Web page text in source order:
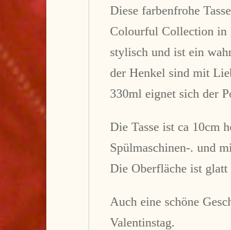
Diese farbenfrohe
Colourful Collection in
stylisch und ist ein
der Henkel sind mit
330ml eignet sich der
Die Tasse ist ca 10cm
Spülmaschinen-. und
Die Oberfläche ist glatt
Auch eine schöne
Valentinstag.